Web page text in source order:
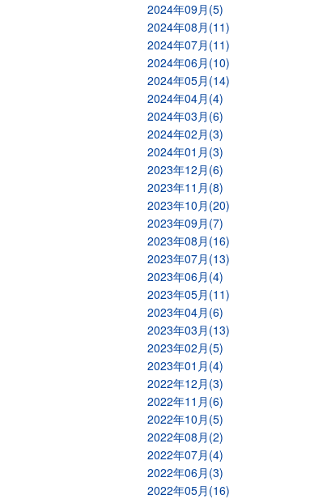
2024年09月(5)
2024年08月(11)
2024年07月(11)
2024年06月(10)
2024年05月(14)
2024年04月(4)
2024年03月(6)
2024年02月(3)
2024年01月(3)
2023年12月(6)
2023年11月(8)
2023年10月(20)
2023年09月(7)
2023年08月(16)
2023年07月(13)
2023年06月(4)
2023年05月(11)
2023年04月(6)
2023年03月(13)
2023年02月(5)
2023年01月(4)
2022年12月(3)
2022年11月(6)
2022年10月(5)
2022年08月(2)
2022年07月(4)
2022年06月(3)
2022年05月(16)